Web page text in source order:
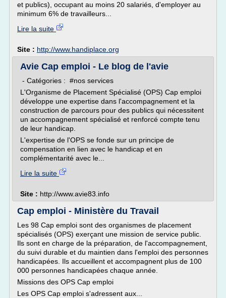
et publics), occupant au moins 20 salariés, d'employer au
minimum 6% de travailleurs...
Lire la suite
Site : http://www.handiplace.org
Avie Cap emploi - Le blog de l'avie
- Catégories : #nos services
L'Organisme de Placement Spécialisé (OPS) Cap emploi
développe une expertise dans l'accompagnement et la
construction de parcours pour des publics qui nécessitent
un accompagnement spécialisé et renforcé compte tenu
de leur handicap.
L'expertise de l'OPS se fonde sur un principe de
compensation en lien avec le handicap et en
complémentarité avec le...
Lire la suite
Site : http://www.avie83.info
Cap emploi - Ministère du Travail
Les 98 Cap emploi sont des organismes de placement
spécialisés (OPS) exerçant une mission de service public.
Ils sont en charge de la préparation, de l'accompagnement,
du suivi durable et du maintien dans l'emploi des personnes
handicapées. Ils accueillent et accompagnent plus de 100
000 personnes handicapées chaque année.
Missions des OPS Cap emploi
Les OPS Cap emploi s'adressent aux...